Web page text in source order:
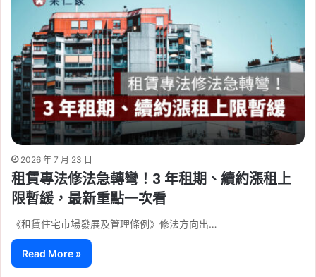
2026 年 7 月 23 日
租賃專法修法急轉彎！3 年租期、續約漲租上
限暫緩，最新重點一次看
《租賃住宅市場發展及管理條例》修法方向出…
Read More »